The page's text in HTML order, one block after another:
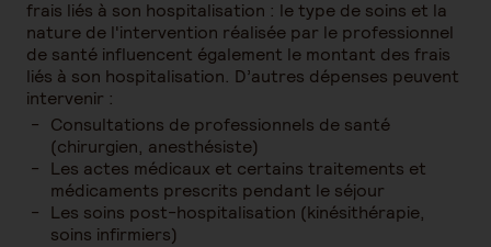
frais liés à son hospitalisation : le type de soins et la
nature de l'intervention réalisée par le professionnel
de santé influencent également le montant des frais
liés à son hospitalisation. D’autres dépenses peuvent
intervenir :
Consultations de professionnels de santé
(chirurgien, anesthésiste)
Les actes médicaux et certains traitements et
médicaments prescrits pendant le séjour
Les soins post-hospitalisation (kinésithérapie,
soins infirmiers)